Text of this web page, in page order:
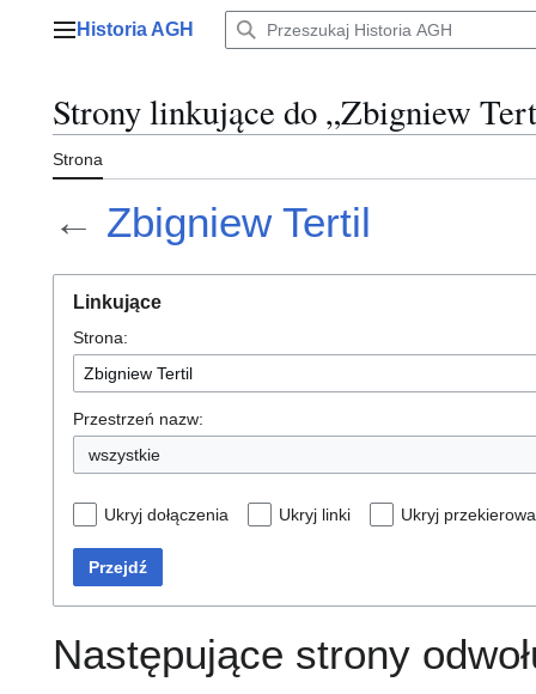
Menu główne
Historia AGH
Strony linkujące do „Zbigniew
Strona
← Zbigniew Tertil
Linkujące
Strona:
Przestrzeń nazw:
wszystkie
Ukryj dołączenia Ukryj linki Ukryj
Przejdź
Następujące strony